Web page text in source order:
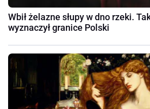
Wbił żelazne słupy w dno rzeki.
wyznaczył granice Polski